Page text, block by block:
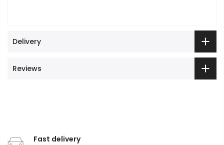
Delivery
Reviews
Fast delivery